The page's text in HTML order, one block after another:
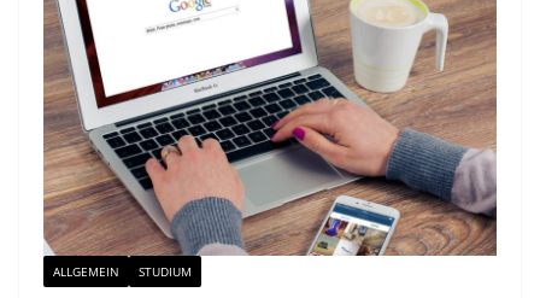
ALLGEMEIN STUDIUM